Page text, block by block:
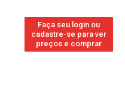
Faça seu login ou
cadastre-se para ver
preços e comprar